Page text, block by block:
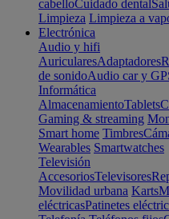
cabelloCuidado dental
Limpieza Limpieza a
Electrónica
Audio y hifi
AuricularesAdaptadores
de sonidoAudio car y
Informática
AlmacenamientoTablets
Gaming & streaming
Smart home Timbres
Wearables Smartwatches
Televisión
AccesoriosTelevisores
Movilidad urbana Karts
eléctricasPatinetes